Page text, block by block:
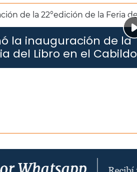
la inauguración de la
del Libro en el Cabildo